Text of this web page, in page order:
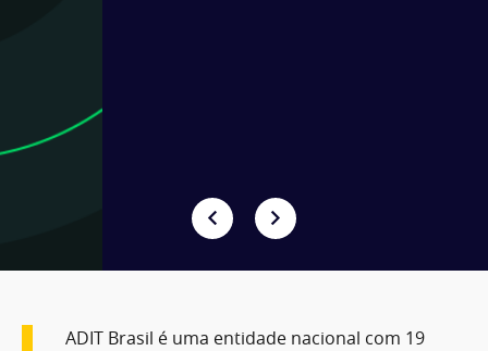
ADIT Brasil é uma entidade nacional com 19